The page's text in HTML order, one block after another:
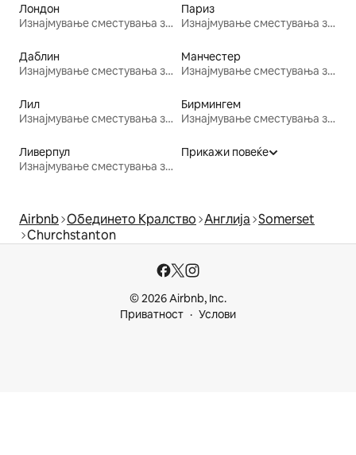
Лондон
Изнајмување сместувања за одмор
Париз
Изнајмување сместувања за одмор
Даблин
Изнајмување сместувања за одмор
Манчестер
Изнајмување сместувања за одмор
Лил
Изнајмување сместувања за одмор
Бирмингем
Изнајмување сместувања за одмор
Ливерпул
Изнајмување сместувања за одмор
Прикажи повеќе
Airbnb Обединето Кралство Англија Somerset
Churchstanton
© 2026 Airbnb, Inc.
Приватност
Услови